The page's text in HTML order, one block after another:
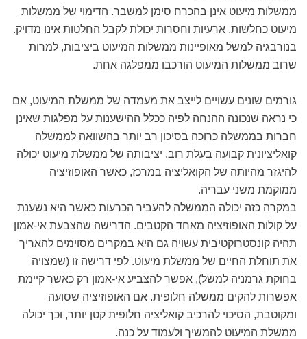
ממשלות מיעוט אינן בהכרח סימן למשבר. הדימוי של ממשלות
מיעוט כחלשות, ארעיות וחסרות יכולת לקבל החלטות אינו מדויק.
בנורבגיה למשל מאופיינות ממשלות המיעוט ביציבות, למרות
שרוב ממשלות המיעוט הורכבו ממפלגה אחת.
גורמים שונים עשויים לייצב את מעמדה של ממשלת המיעוט, אם
כי נראה שנכונה ההנחה לפיה ככלל ההישענות על מפלגות שאינן
חברות בממשלה כרוכה בסיכון רב יותר בהשוואה לממשלה
קואליציונית קבועה בעלת רוב. יציבותה של ממשלת מיעוט יכולה
להיגזר מהיותה של הקואליציה במרכז, כאשר האופוזיציה
ממוקמת משני עבריה.
במקרה כזה יכולה הממשלה להעביר הכרעות כאשר היא נשענת
על קולות האופוזיציה מאחד הקטבים. הדרישה שהצבעת אי-אמון
תהיה קונסטרוקטיבית עשויה גם היא במקרים מסוימים להאריך
את תוחלת החיים של ממשלת מיעוט. לפי דרישה זו (שמצויה
בחוקת גרמניה למשל), אפשר להצביע אי-אמון רק כאשר קיימת
אפשרות להקים ממשלה חלופית. אם האופוזיציה שסועה
ומקוטבת, הסיכוי להרכיב קואליציה חלופית קטן יותר, וכך יכולה
ממשלת המיעוט להמשיך ולעמוד על כנה.